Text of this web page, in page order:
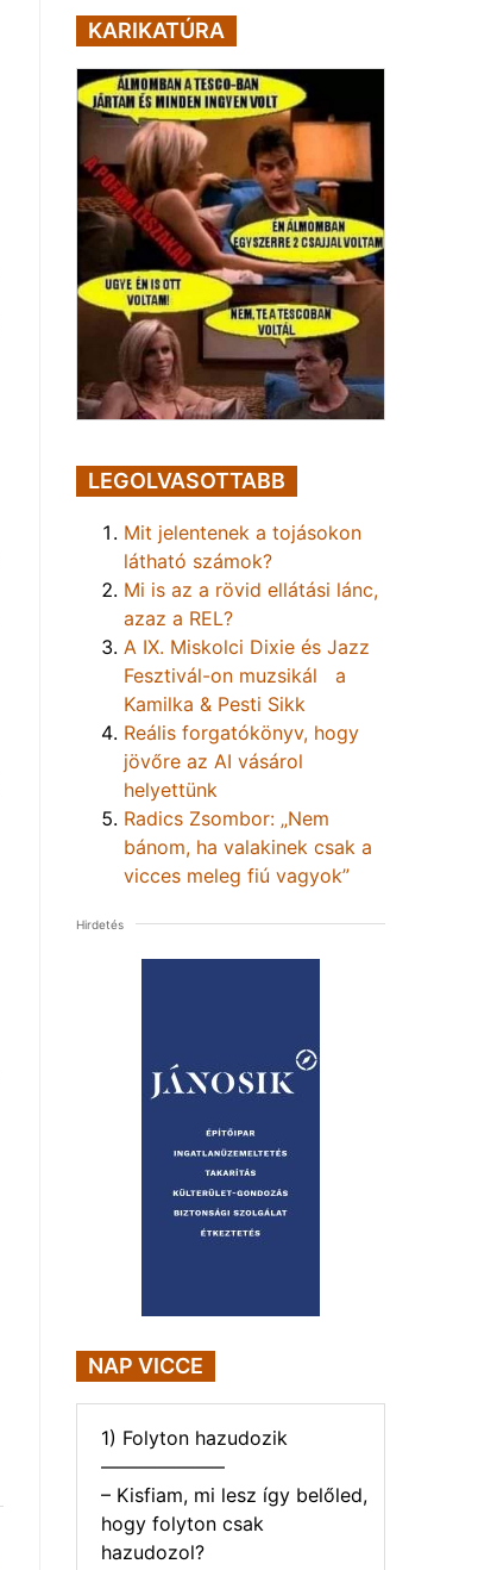
KARIKATÚRA
LEGOLVASOTTABB
Mit jelentenek a tojásokon
látható számok?
Mi is az a rövid ellátási lánc,
azaz a REL?
A IX. Miskolci Dixie és Jazz
Fesztivál-on muzsikál a
Kamilka & Pesti Sikk
Reális forgatókönyv, hogy
jövőre az AI vásárol
helyettünk
Radics Zsombor: „Nem
bánom, ha valakinek csak a
vicces meleg fiú vagyok”
Hirdetés
NAP VICCE
1) Folyton hazudozik
——————–
– Kisfiam, mi lesz így belőled,
hogy folyton csak
hazudozol?